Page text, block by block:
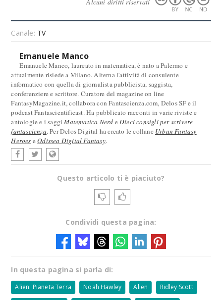
Canale: TV
Emanuele Manco
Emanuele Manco, laureato in matematica, è nato a Palermo e
attualmente risiede a Milano. Alterna l'attività di consulente
informatico con quella di giornalista pubblicista, saggista,
conferenziere e scrittore. Curatore del magazine on line
FantasyMagazine.it, collabora con Fantascienza.com, Delos SF e il
podcast Fantascientificast. Ha pubblicato racconti in varie riviste e
antologie e i saggiMatematica Nerd eDieci consigli per scrivere
fantascienza. Per Delos Digital ha creato le collane Urban Fantasy
Heroes eOdissea Digital Fantasy.
Questo articolo ti è piaciuto?
Condividi questa pagina:
In questa pagina si parla di:
Alien: Pianeta Terra Noah Hawley Alien Ridley Scott